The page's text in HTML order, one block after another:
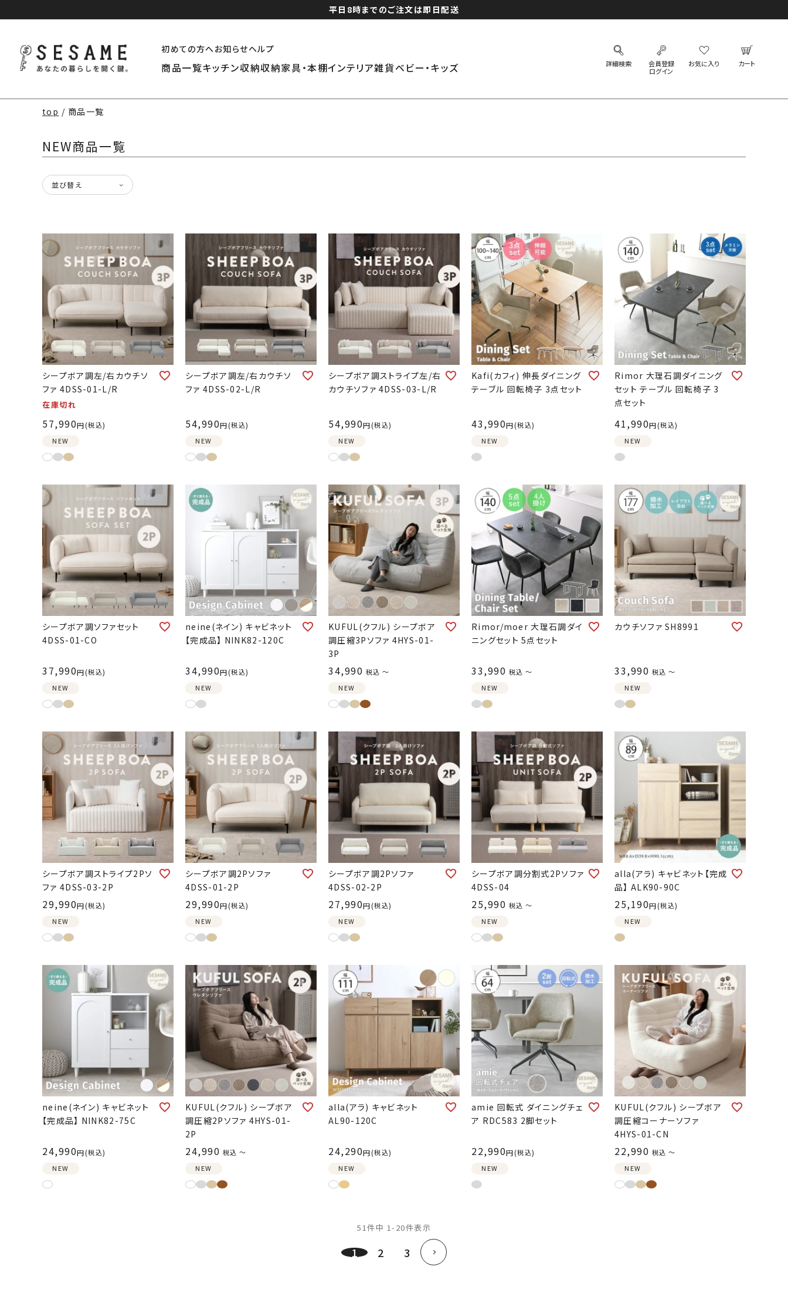
平日8時までのご注文は即日配送
初めての方へお知らせヘルプ
商品一覧キッチン収納収納家具・本棚インテリア雑貨ベビー・キッズ
top 商品一覧
NEW商品一覧
並び替え
シープボア調左/右カウチソ
ファ 4DSS-01-L/R
在庫切れ
57,990
税込
NEW
シープボア調左/右カウチソ
ファ 4DSS-02-L/R
54,990
税込
NEW
シープボア調ストライプ左/右
カウチソファ 4DSS-03-L/R
54,990
税込
NEW
Kafi(カフィ) 伸長ダイニング
テーブル 回転椅子 3点セット
43,990
税込
NEW
Rimor 大理石調ダイニング
セット テーブル 回転椅子 3
点セット
41,990
税込
NEW
シープボア調ソファセット
4DSS-01-CO
37,990
税込
NEW
neine(ネイン) キャビネット
【完成品】 NINK82-120C
34,990
税込
NEW
KUFUL(クフル) シープボア
調圧縮3Pソファ 4HYS-01-
3P
34,990 税込 〜
NEW
Rimor/moer 大理石調ダイ
ニングセット 5点セット
33,990 税込 〜
NEW
カウチソファ SH8991
33,990 税込 〜
NEW
シープボア調ストライプ2Pソ
ファ 4DSS-03-2P
29,990
税込
NEW
シープボア調2Pソファ
4DSS-01-2P
29,990
税込
NEW
シープボア調2Pソファ
4DSS-02-2P
27,990
税込
NEW
シープボア調分割式2Pソファ
4DSS-04
25,990 税込 〜
NEW
alla(アラ) キャビネット【完成
品】 ALK90-90C
25,190
税込
NEW
neine(ネイン) キャビネット
【完成品】 NINK82-75C
24,990
税込
NEW
KUFUL(クフル) シープボア
調圧縮2Pソファ 4HYS-01-
2P
24,990 税込 〜
NEW
alla(アラ) キャビネット
AL90-120C
24,290
税込
NEW
amie 回転式 ダイニングチェ
ア RDC583 2脚セット
22,990
税込
NEW
KUFUL(クフル) シープボア
調圧縮コーナーソファ
4HYS-01-CN
22,990 税込 〜
NEW
51件中 1- 20件表示
1 2 3